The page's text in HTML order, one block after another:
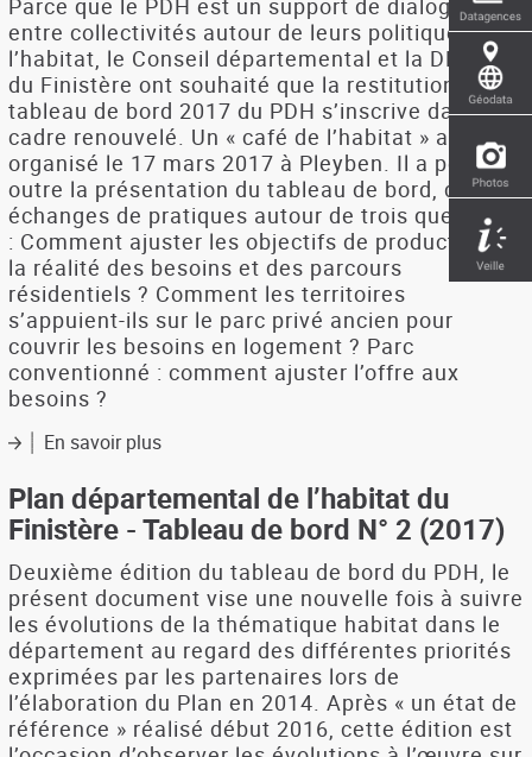
Parce que le PDH est un support de dialogue
entre collectivités autour de leurs politiques de
l’habitat, le Conseil départemental et la DDTM
du Finistère ont souhaité que la restitution du
tableau de bord 2017 du PDH s’inscrive dans un
cadre renouvelé. Un « café de l’habitat » a été
organisé le 17 mars 2017 à Pleyben. Il a permis,
outre la présentation du tableau de bord, des
échanges de pratiques autour de trois questions
: Comment ajuster les objectifs de production à
la réalité des besoins et des parcours
résidentiels ? Comment les territoires
s’appuient-ils sur le parc privé ancien pour
couvrir les besoins en logement ? Parc
conventionné : comment ajuster l’offre aux
besoins ?
En savoir plussur
départemental
de
l'habitat
du
Finistère
-
café
de
l'habitat
2017
Plan départemental de l’habitat du
Finistère - Tableau de bord N° 2 (2017)
Deuxième édition du tableau de bord du PDH, le
présent document vise une nouvelle fois à suivre
les évolutions de la thématique habitat dans le
département au regard des différentes priorités
exprimées par les partenaires lors de
l’élaboration du Plan en 2014. Après « un état de
référence » réalisé début 2016, cette édition est